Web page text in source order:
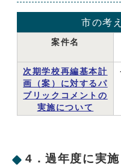
市の考
案件名
次期学校再編基本計
画（案）に対するパ
ブリックコメントの
実施について
4．過年度に実